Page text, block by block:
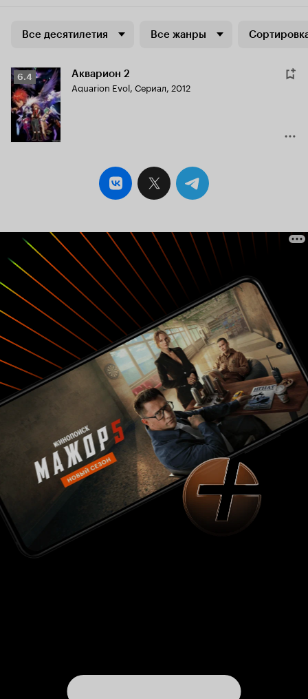
Все десятилетия Все жанры
Рейтинг
Кинопоиска
6.4
6.4 Акварион 2
Aquarion Evol, Сериал, 2012